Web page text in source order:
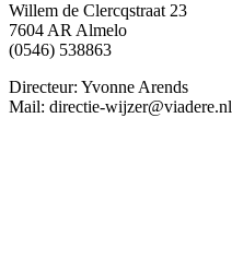
Willem de Clercqstraat 23
7604 AR Almelo
(0546) 538863
Directeur: Yvonne Arends
Mail: directie-wijzer@viadere.nl